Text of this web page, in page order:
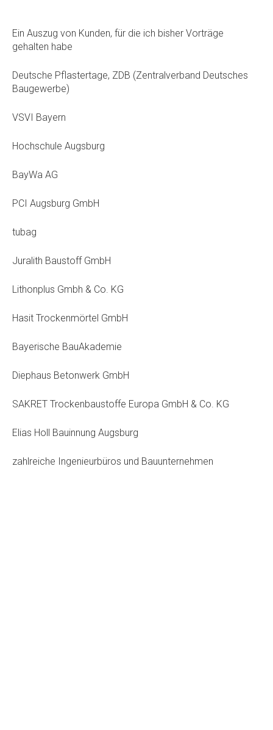
Ein Auszug von Kunden, für die ich bisher Vorträge
gehalten habe
Deutsche Pflastertage, ZDB (Zentralverband Deutsches
Baugewerbe)
VSVI Bayern
Hochschule Augsburg
BayWa AG
PCI Augsburg GmbH
tubag
Juralith Baustoff GmbH
Lithonplus Gmbh & Co. KG
Hasit Trockenmörtel GmbH
Bayerische BauAkademie
Diephaus Betonwerk GmbH
SAKRET Trockenbaustoffe Europa GmbH & Co. KG
Elias Holl Bauinnung Augsburg
zahlreiche Ingenieurbüros und Bauunternehmen